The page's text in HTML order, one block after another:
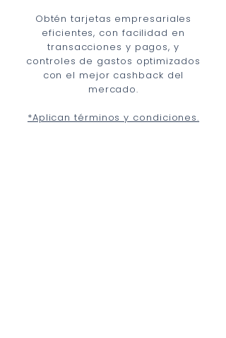
Obtén tarjetas empresariales
eficientes, con facilidad en
transacciones y pagos, y
controles de gastos optimizados
con el mejor cashback del
mercado.
*Aplican términos y condiciones.